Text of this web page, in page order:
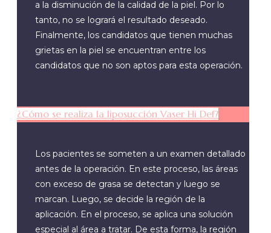
a la disminución de la calidad de la piel. Por lo
tanto, no se logrará el resultado deseado.
Finalmente, los candidatos que tienen muchas
grietas en la piel se encuentran entre los
candidatos que no son aptos para esta operación.
¿Cómo se realiza la liposucción Vaser Hi Def?
Los pacientes se someten a un examen detallado
antes de la operación. En este proceso, las áreas
con exceso de grasa se detectan y luego se
marcan. Luego, se decide la región de la
aplicación. En el proceso, se aplica una solución
especial al área a tratar. De esta forma, la región